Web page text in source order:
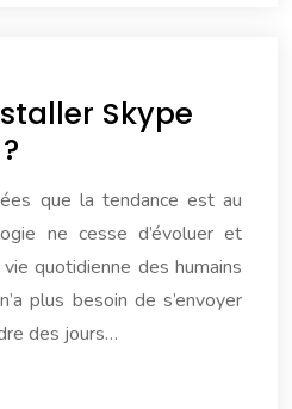
Skype
que la tendance est au
ne cesse d’évoluer et
quotidienne des humains
plus besoin de s’envoyer
des jours…